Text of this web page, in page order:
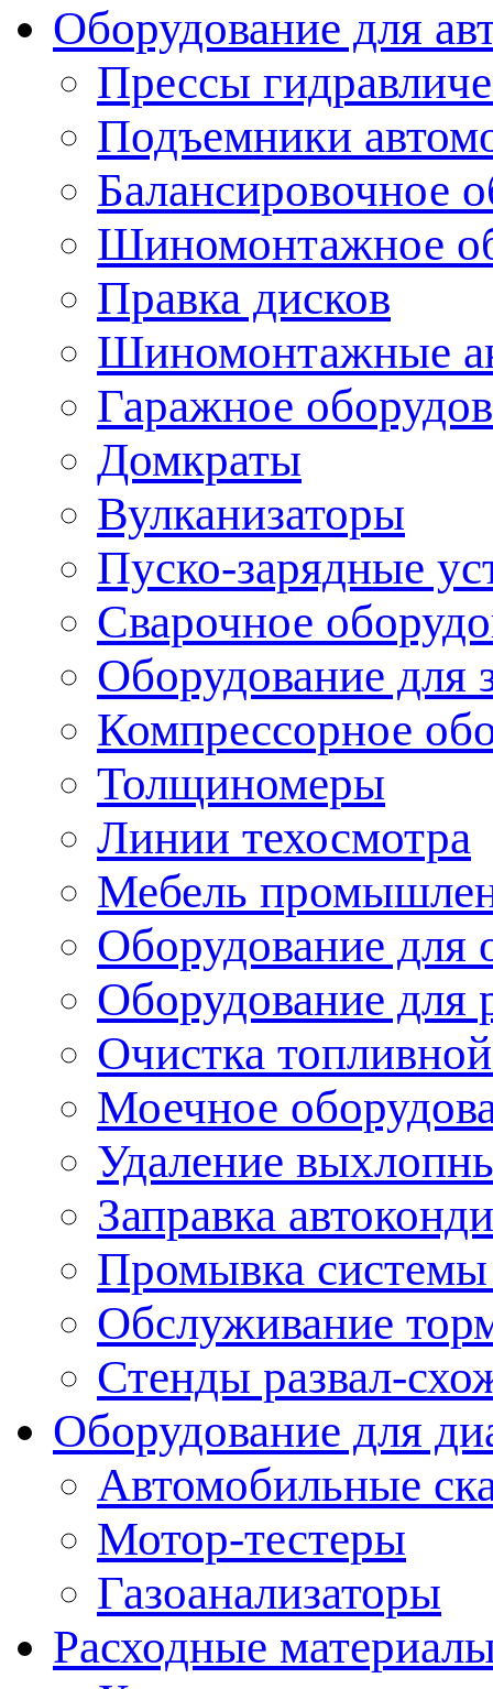
Оборудование для
Прессы
Подъемники
Балансировочное
Шиномонтажное
Правка дисков
Шиномонтажные
Гаражное
Домкраты
Вулканизаторы
Пуско-зарядные
Сварочное
Оборудование для
Компрессорное
Толщиномеры
Линии техосмотра
Мебель
Оборудование для
Оборудование для
Очистка
Моечное
Удаление
Заправка
Промывка
Обслуживание
Стенды развал-
Оборудование для
Автомобильные
Мотор-тестеры
Газоанализаторы
Расходные